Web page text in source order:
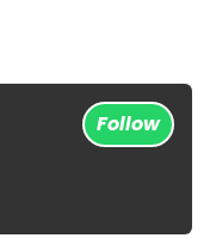
Follow